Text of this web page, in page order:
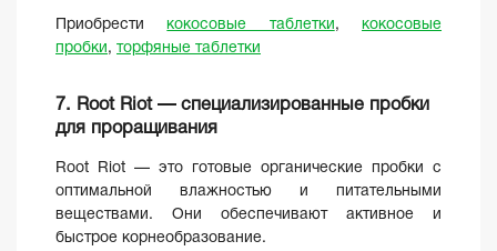
Приобрести кокосовые таблетки ,
кокосовые
пробки , торфяные таблетки
7. Root Riot — специализированные пробки
для проращивания
Root Riot — это готовые органические пробки с
оптимальной влажностью и питательными
веществами. Они обеспечивают активное и
быстрое корнеобразование.